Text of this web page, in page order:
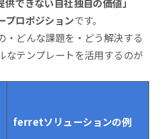
供できない自社独自の価値」
プロポジションです。
・どんな課題を・どう解決する
なテンプレートを活用するのが
ferretソリューションの例